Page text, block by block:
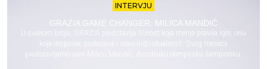
INTERVJU
GRAZIA GAME CHANGER: MILICA MANDIĆ
U svakom broju, GRAZIA predstavlja ličnost koja menja pravila igre, onu
koja inspiriše, podučava i slavi individualnost. Ovog meseca
predstavljamo vam Milicu Mandić, dvostruku olimpijsku šampionku.